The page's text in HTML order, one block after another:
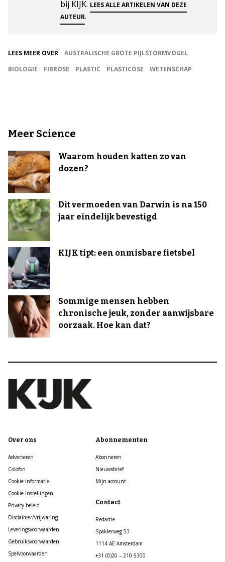
bij KIJK. LEES ALLE ARTIKELEN VAN DEZE
AUTEUR.
LEES MEER OVER
AUSTRALISCHE GROTE PIJLSTORMVOGEL
BIOLOGIE
FIBROSE PLASTIC PLASTICOSE WETENSCHAP
Meer Science
Waarom houden katten zo van
dozen?
Dit vermoeden van Darwin is na 150
jaar eindelijk bevestigd
KIJK tipt: een onmisbare fietsbel
Sommige mensen hebben
chronische jeuk, zonder aanwijsbare
oorzaak. Hoe kan dat?
Over ons
Adverteren
Colofon
Cookie informatie
Cookie Instellingen
Privacy beleid
Disclaimer/vrijwaring
Leveringsvoorwaarden
Gebruiksvoorwaarden
Spelvoorwaarden
Abonnementen
Abonneren
Nieuwsbrief
Mijn account
Contact
Redactie
Spaklerweg 53
1114 AE Amsterdam
+31 (0)20 – 210 5300